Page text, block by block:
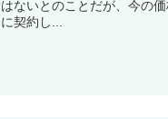
はないとのことだが、今の
に契約し...